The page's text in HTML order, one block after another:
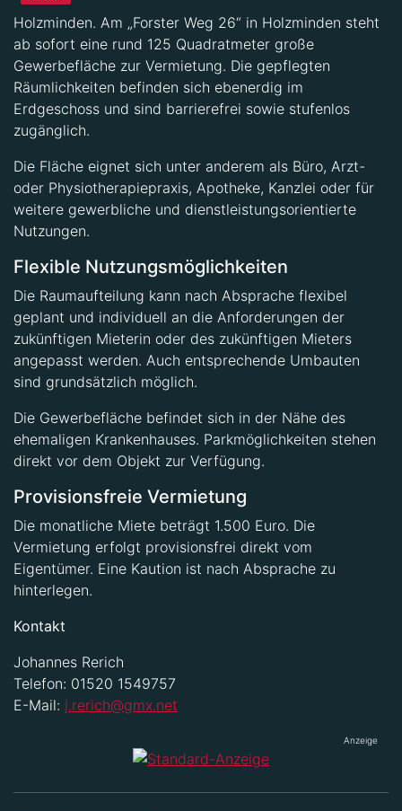
Holzminden. Am „Forster Weg 26“ in Holzminden steht
ab sofort eine rund 125 Quadratmeter große
Gewerbefläche zur Vermietung. Die gepflegten
Räumlichkeiten befinden sich ebenerdig im
Erdgeschoss und sind barrierefrei sowie stufenlos
zugänglich.
Die Fläche eignet sich unter anderem als Büro, Arzt-
oder Physiotherapiepraxis, Apotheke, Kanzlei oder für
weitere gewerbliche und dienstleistungsorientierte
Nutzungen.
Flexible Nutzungsmöglichkeiten
Die Raumaufteilung kann nach Absprache flexibel
geplant und individuell an die Anforderungen der
zukünftigen Mieterin oder des zukünftigen Mieters
angepasst werden. Auch entsprechende Umbauten
sind grundsätzlich möglich.
Die Gewerbefläche befindet sich in der Nähe des
ehemaligen Krankenhauses. Parkmöglichkeiten stehen
direkt vor dem Objekt zur Verfügung.
Provisionsfreie Vermietung
Die monatliche Miete beträgt 1.500 Euro. Die
Vermietung erfolgt provisionsfrei direkt vom
Eigentümer. Eine Kaution ist nach Absprache zu
hinterlegen.
Kontakt
Johannes Rerich
Telefon: 01520 1549757
E-Mail: j.rerich@gmx.net
Anzeige